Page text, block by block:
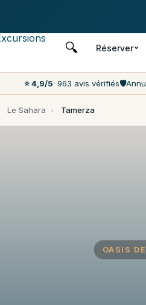
🔍 Réserver
⭐ 4,9/5· 963 avis vérifiés🛡️
Le Sahara › Tamerza
OASIS